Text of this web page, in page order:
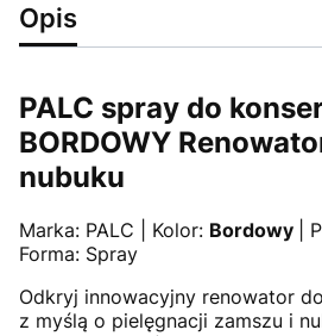
Opis
PALC spray do
BORDOWY
nubuku
Marka: PALC | Kolor: Bordowy
|
Forma: Spray
Odkryj innowacyjny renowator
z myślą o pielęgnacji zamszu i